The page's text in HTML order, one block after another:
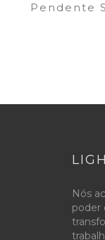
Pendente
Nós
poder